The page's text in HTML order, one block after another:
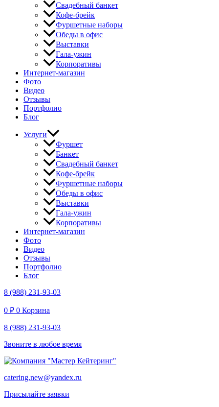
Свадебный банкет
Кофе-брейк
Фуршетные наборы
Обеды в офис
Выставки
Гала-ужин
Корпоративы
Интернет-магазин
Фото
Видео
Отзывы
Портфолио
Блог
Услуги
Фуршет
Банкет
Свадебный банкет
Кофе-брейк
Фуршетные наборы
Обеды в офис
Выставки
Гала-ужин
Корпоративы
Интернет-магазин
Фото
Видео
Отзывы
Портфолио
Блог
8 (988) 231-93-03
0 ₽ 0 Корзина
8 (988) 231-93-03
Звоните в любое время
catering.new@yandex.ru
Присылайте заявки